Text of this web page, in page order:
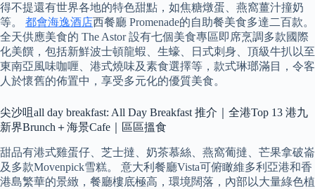
得不提還有世界各地的特色甜點，如焦糖燉蛋、燕窩薑汁撞奶
等。 都會海逸酒店西餐廳 Promenade的自助餐美食多達二百款。
全天供應美食的 The Astor 設有七個美食專區即席烹調多款國際
化美饌，包括新鮮波士頓龍蝦、生蠔、日式刺身、頂級牛扒以至
東南亞風味咖喱、港式燒味及素食選擇等，款式琳瑯滿目，令客
人於懷舊的佈置中，享受多元化的優質美食。
尖沙咀all day breakfast: All Day Breakfast 推介｜全港Top 13 港九
新界Brunch＋海景Cafe｜區區搵食
甜品有港式雞蛋仔、芝士撻、奶茶慕絲、燕窩葡撻、芒果拿破崙
及多款Movenpick雪糕。 意大利餐廳Vista可俯瞰維多利亞港和香
港島繁華的景緻，餐廳樓底極高，環境闊落，內部以大量綠色植